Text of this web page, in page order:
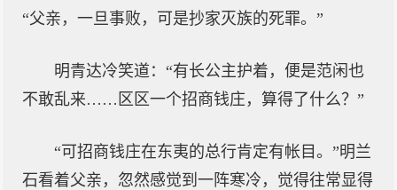
“父亲，一旦事败，可是抄家灭族的死罪。”
明青达冷笑道：“有长公主护着，便是范闲也
不敢乱来……区区一个招商钱庄，算得了什么？”
“可招商钱庄在东夷的总行肯定有帐目。”明兰
石看着父亲，忽然感觉到一阵寒冷，觉得往常显得